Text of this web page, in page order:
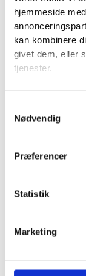
hjemmeside
kan kombinere
givet dem, eller
tjenester.
Nødvendig
Præferencer
Statistik
Marketing
76-0130